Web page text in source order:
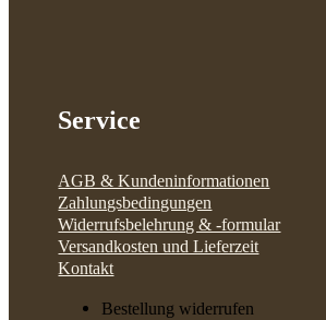
Service
AGB & Kundeninformationen
Zahlungsbedingungen
Widerrufsbelehrung & -formular
Versandkosten und Lieferzeit
Kontakt
Bestellung widerrufen